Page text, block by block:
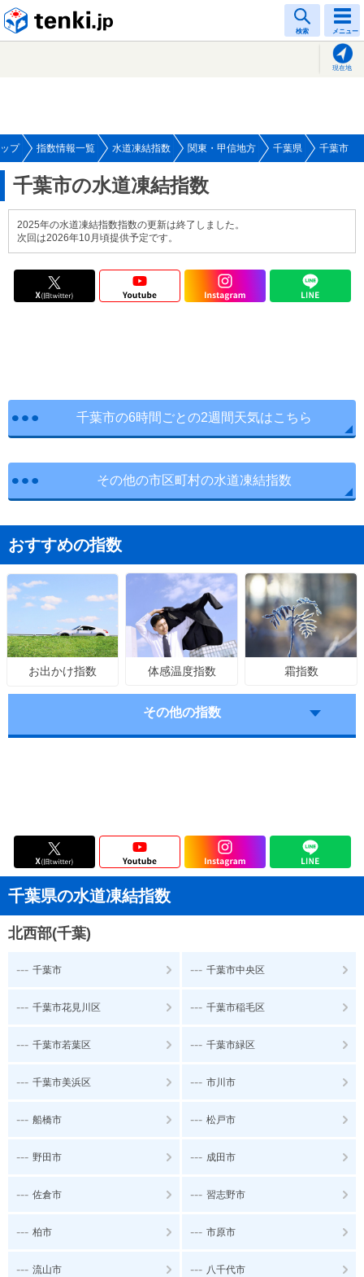
検索 メニュー
現在地
プ 指数情報一覧 水道凍結指数 関東・甲信地方 千葉県 千葉市
千葉市の水道凍結指数
2025年の水道凍結指数指数の更新は終了しました。
次回は2026年10月頃提供予定です。
千葉市の6時間ごとの2週間天気はこちら
その他の市区町村の水道凍結指数
おすすめの指数
お出かけ指数 体感温度指数 霜指数
その他の指数
千葉県の水道凍結指数
北西部(千葉)
--- 千葉市 --- 千葉市中央区
--- 千葉市花見川区 --- 千葉市稲毛区
--- 千葉市若葉区 --- 千葉市緑区
--- 千葉市美浜区 --- 市川市
--- 船橋市 --- 松戸市
--- 野田市 --- 成田市
--- 佐倉市 --- 習志野市
--- 柏市 --- 市原市
--- 流山市 --- 八千代市